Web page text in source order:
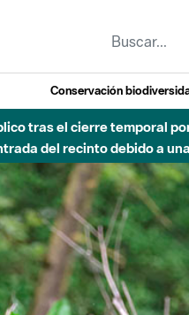
Conservación
del Besòs debido a